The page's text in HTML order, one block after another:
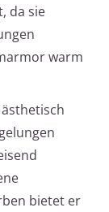
da sie
warm
bietet er